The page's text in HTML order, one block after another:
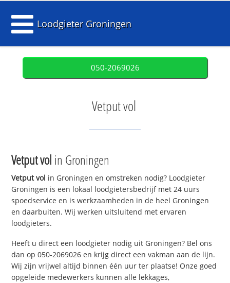
Loodgieter Groningen
050-2069026
Vetput vol
Vetput vol in Groningen
Vetput vol in Groningen en omstreken nodig? Loodgieter
Groningen is een lokaal loodgietersbedrijf met 24 uurs
spoedservice en is werkzaamheden in de heel Groningen
en daarbuiten. Wij werken uitsluitend met ervaren
loodgieters.
Heeft u direct een loodgieter nodig uit Groningen? Bel ons
dan op 050-2069026 en krijg direct een vakman aan de lijn.
Wij zijn vrijwel altijd binnen één uur ter plaatse! Onze goed
opgeleide medewerkers kunnen alle lekkages,